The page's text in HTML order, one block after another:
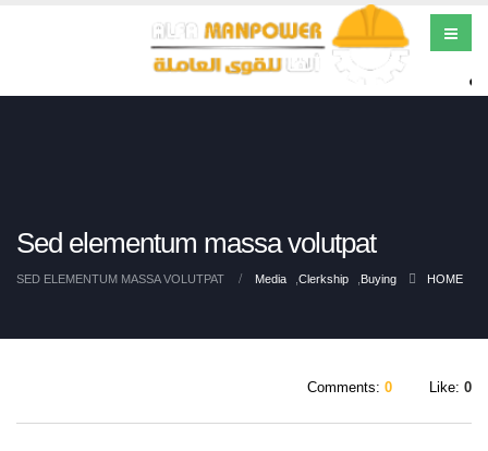
Sed elementum massa volutpat
HOME
Buying
Clerkship
Media
SED ELEMENTUM MASSA VOLUTPAT
Comments: 0 Like: 0